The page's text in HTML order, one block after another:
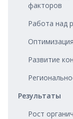
факторов
Работа над
Развитие
Результаты
Рост